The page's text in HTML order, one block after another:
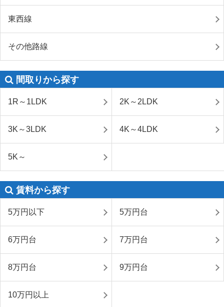
東西線
その他路線
間取りから探す
1R～1LDK 2K～2LDK
3K～3LDK 4K～4LDK
5K～
賃料から探す
5万円以下 5万円台
6万円台 7万円台
8万円台 9万円台
10万円以上